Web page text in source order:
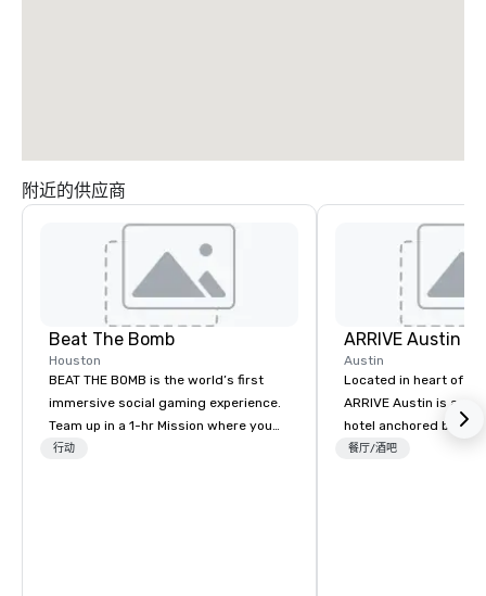
附近的供应商
Beat The Bomb
Houston
BEAT THE BOMB is the world’s first
immersive social gaming experience.
Team up in a 1-hr Mission where you
step into a real-life video game and 💥
行动
ARRIVE Austin
Austin
Located in heart of
ARRIVE Austin is an
hotel anchored by
bars that
餐厅/酒吧